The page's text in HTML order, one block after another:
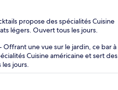
propose des spécialités Cuisine
légers. Ouvert tous les jours.
Offrant une vue sur le jardin, ce bar à
Cuisine américaine et sert des
jours.